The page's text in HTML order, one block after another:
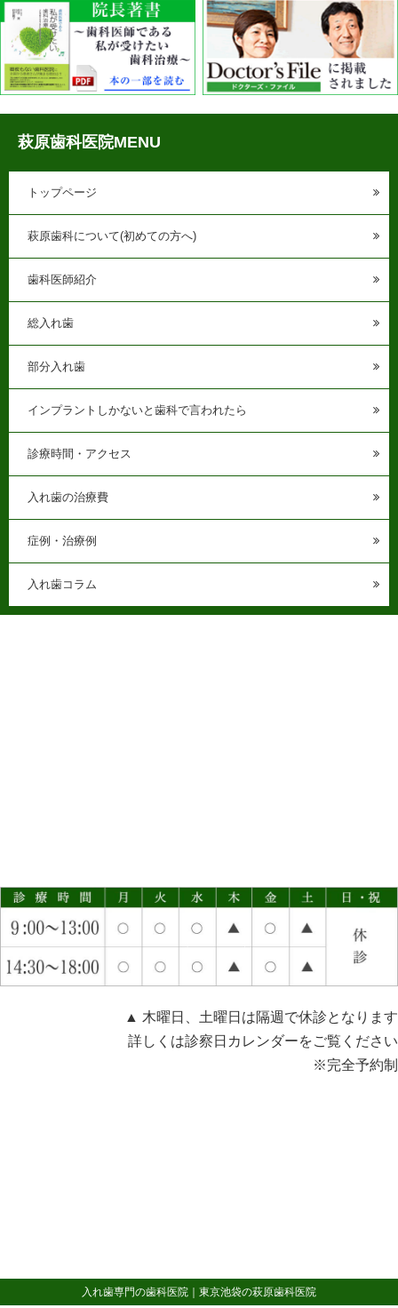
萩原歯科医院MENU
トップページ
萩原歯科について(初めての方へ)
歯科医師紹介
総入れ歯
部分入れ歯
インプラントしかないと歯科で言われたら
診療時間・アクセス
入れ歯の治療費
症例・治療例
入れ歯コラム
▲ 木曜日、土曜日は隔週で休診となります
詳しくは診察日カレンダーをご覧ください
※完全予約制
入れ歯専門の歯科医院｜東京池袋の萩原歯科医院